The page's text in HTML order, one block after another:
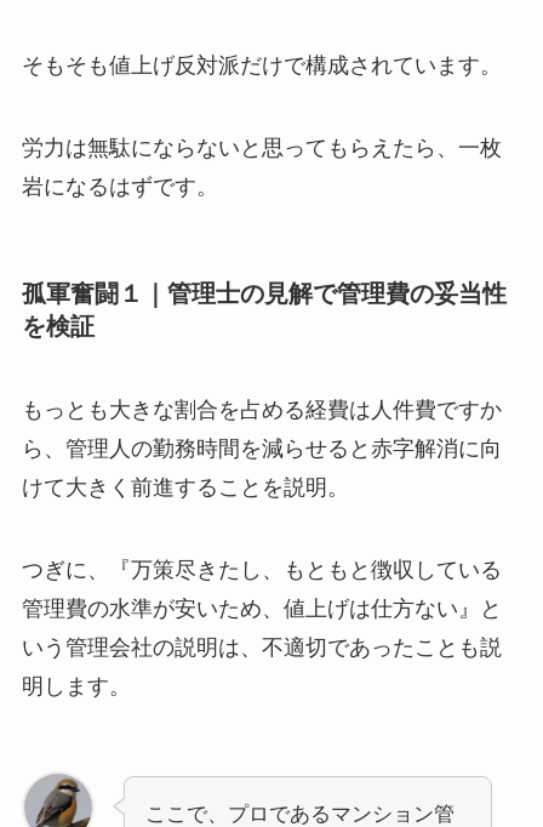
そもそも値上げ反対派だけで構成されています。
労力は無駄にならないと思ってもらえたら、一枚
岩になるはずです。
孤軍奮闘１｜管理士の見解で管理費の妥当性
を検証
もっとも大きな割合を占める経費は人件費ですか
ら、管理人の勤務時間を減らせると赤字解消に向
けて大きく前進することを説明。
つぎに、『万策尽きたし、もともと徴収している
管理費の水準が安いため、値上げは仕方ない』と
いう管理会社の説明は、不適切であったことも説
明します。
ここで、プロであるマンション管